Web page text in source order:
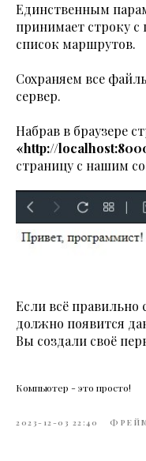
Единственным
принимает строку с
список маршрутов.
Сохраняем все
сервер.
Набрав в браузере
«http://
страницу с нашим
Если всё правильно
должно появится
Вы создали своё
Компьютер - это просто!
2023-12-03 22:40